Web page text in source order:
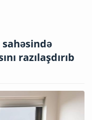
razılaşdırıb